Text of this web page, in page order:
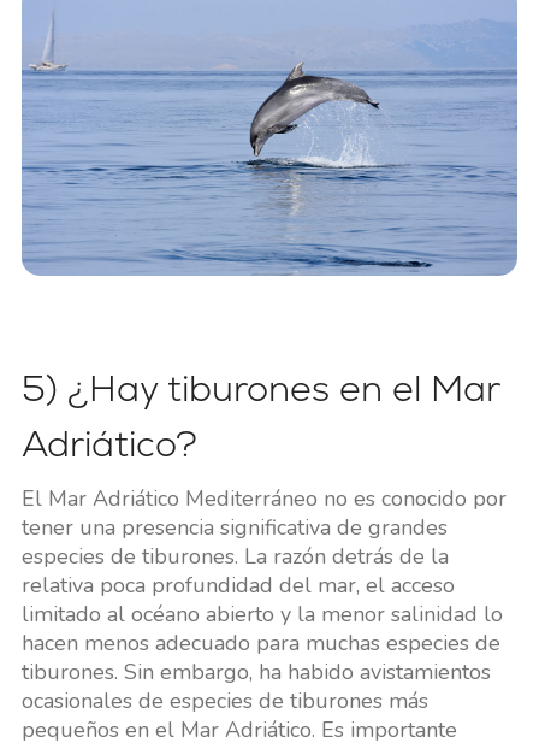
5) ¿Hay tiburones en el Mar
Adriático?
El Mar Adriático Mediterráneo no es conocido por
tener una presencia significativa de grandes
especies de tiburones. La razón detrás de la
relativa poca profundidad del mar, el acceso
limitado al océano abierto y la menor salinidad lo
hacen menos adecuado para muchas especies de
tiburones. Sin embargo, ha habido avistamientos
ocasionales de especies de tiburones más
pequeños en el Mar Adriático. Es importante